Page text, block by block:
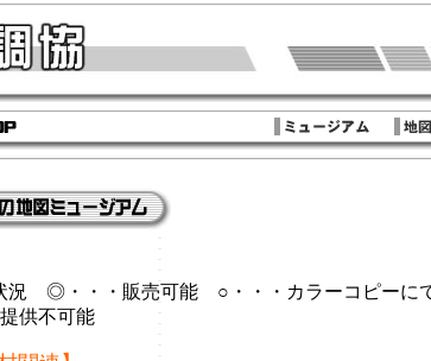
況 ◎・・・販売可能 ○・・・カラーコピー
供不可能